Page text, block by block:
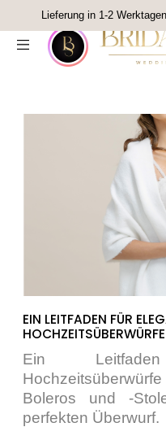
Lieferung in 1-2
EIN LEITFADEN FÜR
PERFEKTEN ÜBERWURF
Ein
Boleros und -
perfekten Überwurf.